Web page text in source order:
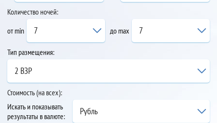
Количество ночей:
от min
7 до max 7
Тип размещения:
2 ВЗР
Стоимость (на всех):
Искать и показывать
результаты в валюте:
Рубль